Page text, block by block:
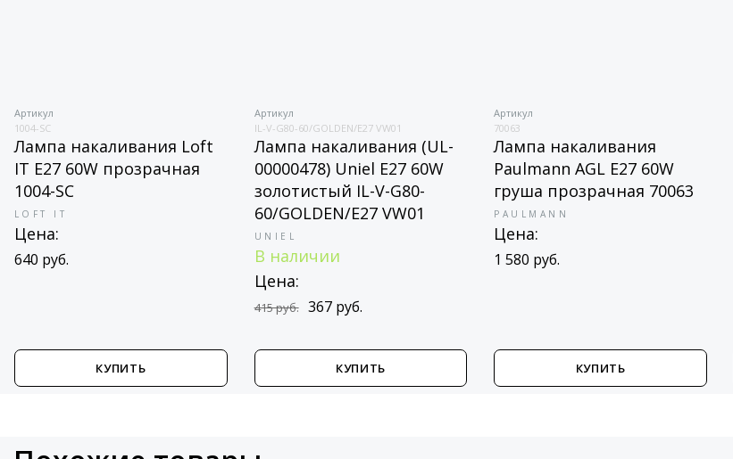
Артикул
1004-SC
Лампа накаливания Loft
IT E27 60W прозрачная
1004-SC
LOFT IT
Цена:
640 руб.
КУПИТЬ
Артикул
IL-V-G80-60/GOLDEN/E27 VW01
Лампа накаливания (UL-
00000478) Uniel E27 60W
золотистый IL-V-G80-
60/GOLDEN/E27 VW01
UNIEL
В наличии
Цена:
415 руб. 367 руб.
КУПИТЬ
Артикул
70063
Лампа накаливания
Paulmann AGL Е27 60W
груша прозрачная 70063
PAULMANN
Цена:
1 580 руб.
КУПИТЬ